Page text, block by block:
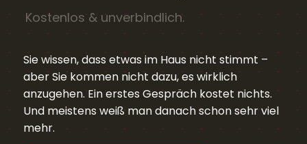
Kostenlos & unverbindlich.
Sie wissen, dass etwas im Haus nicht stimmt –
aber Sie kommen nicht dazu, es wirklich
anzugehen. Ein erstes Gespräch kostet nichts.
Und meistens weiß man danach schon sehr viel
mehr.